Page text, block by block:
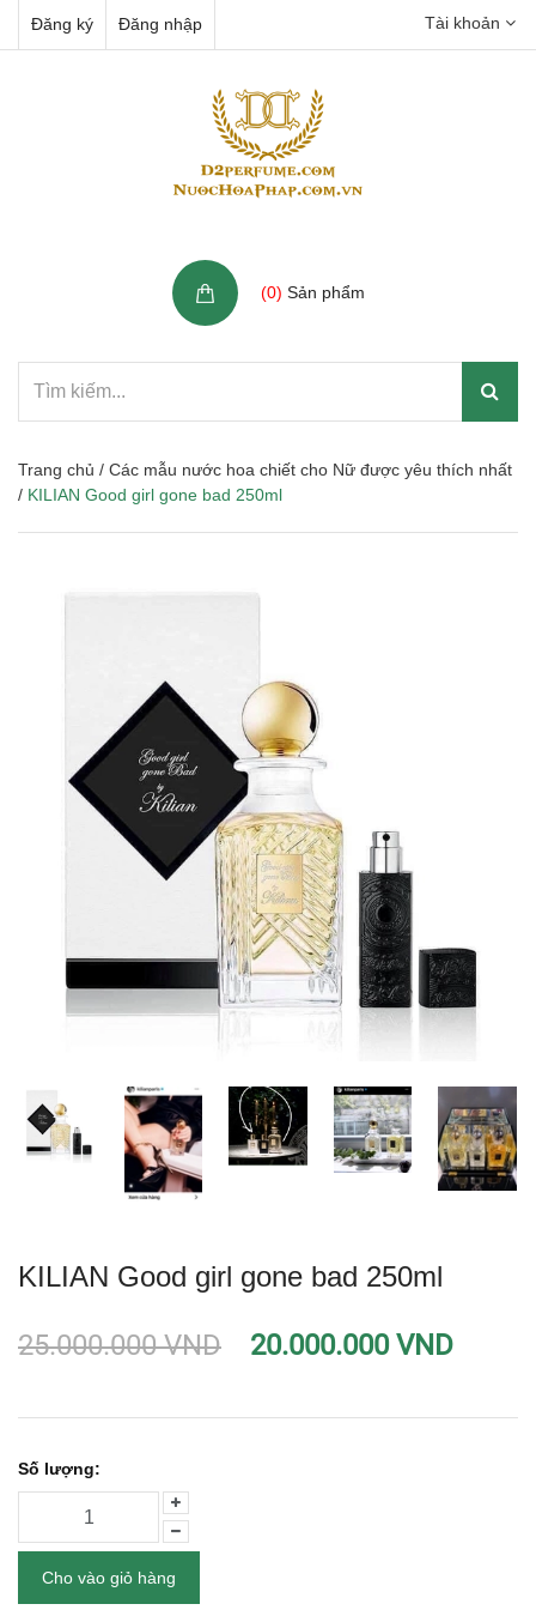
Đăng ký Đăng nhập Tài khoản
(0) Sản phẩm
Trang chủ / Các mẫu nước hoa chiết cho Nữ được yêu thích nhất
/ KILIAN Good girl gone bad 250ml
KILIAN Good girl gone bad 250ml
25.000.000 VND 20.000.000 VND
Số lượng:
Cho vào giỏ hàng